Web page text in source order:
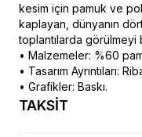
kesim için pamuk ve
kaplayan, dünyanın
toplantılarda görülmeyi
• Malzemeler: %60
• Tasarım Ayrıntıları:
• Grafikler: Baskı.
TAKSİT